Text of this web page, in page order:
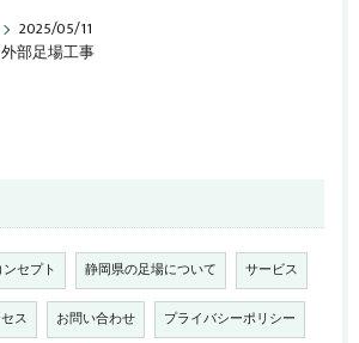
2025/05/11
外部足場工事
ンセプト 静岡県の足場について サービス
ス お問い合わせ プライバシーポリシー